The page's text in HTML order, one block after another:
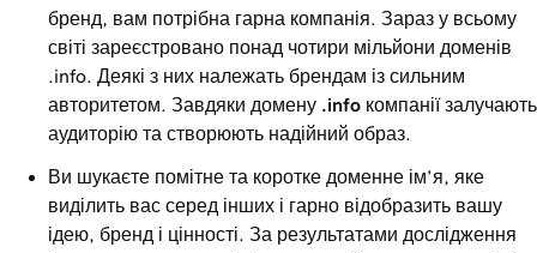
бренд, вам потрібна гарна компанія. Зараз у всьому
світі зареєстровано понад чотири мільйони доменів
.info. Деякі з них належать брендам із сильним
авторитетом. Завдяки домену .info компанії залучають
аудиторію та створюють надійний образ.
Ви шукаєте помітне та коротке доменне ім’я, яке
виділить вас серед інших і гарно відобразить вашу
ідею, бренд і цінності. За результатами дослідження